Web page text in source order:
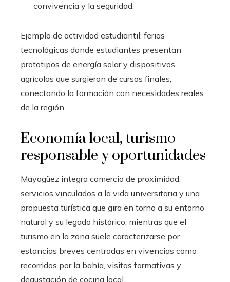
convivencia y la seguridad.
Ejemplo de actividad estudiantil: ferias
tecnológicas donde estudiantes presentan
prototipos de energía solar y dispositivos
agrícolas que surgieron de cursos finales,
conectando la formación con necesidades reales
de la región.
Economía local, turismo
responsable y oportunidades
Mayagüez integra comercio de proximidad,
servicios vinculados a la vida universitaria y una
propuesta turística que gira en torno a su entorno
natural y su legado histórico, mientras que el
turismo en la zona suele caracterizarse por
estancias breves centradas en vivencias como
recorridos por la bahía, visitas formativas y
degustación de cocina local.